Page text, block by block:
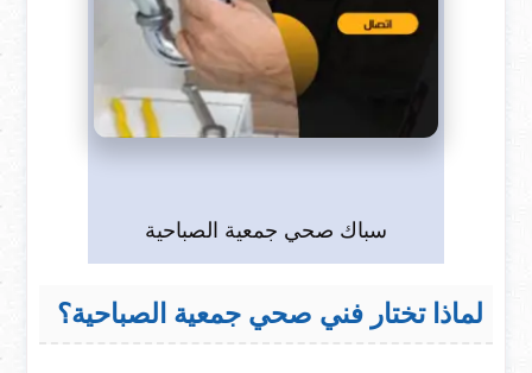
سباك صحي جمعية الصباحية
لماذا تختار فني صحي جمعية الصباحية؟